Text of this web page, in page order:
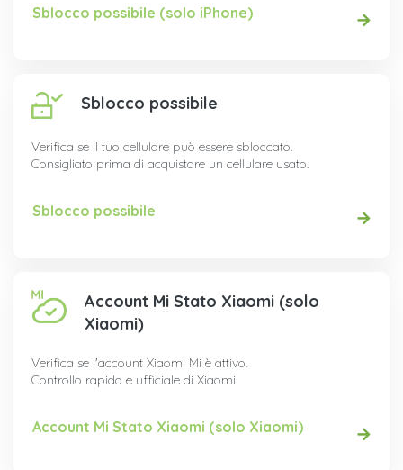
Sblocco possibile (solo iPhone)
Sblocco possibile
Verifica se il tuo cellulare può essere sbloccato.
Consigliato prima di acquistare un cellulare usato.
Sblocco possibile
Account Mi Stato Xiaomi (solo
Xiaomi)
Verifica se l'account Xiaomi Mi è attivo.
Controllo rapido e ufficiale di Xiaomi.
Account Mi Stato Xiaomi (solo Xiaomi)